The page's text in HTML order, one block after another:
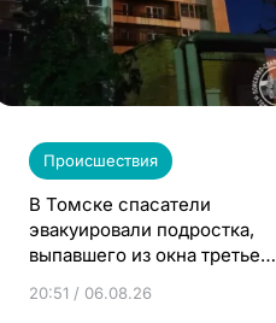
Происшествия
В Томске спасатели
эвакуировали подростка,
выпавшего из окна третьего
20:51 / 06.08.26